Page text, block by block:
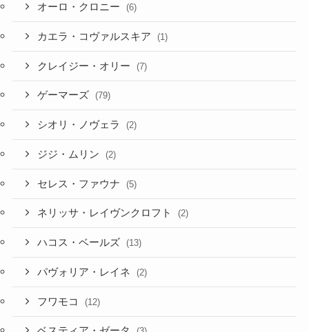
オーロ・クロニー (6)
カエラ・コヴァルスキア (1)
クレイジー・オリー (7)
ゲーマーズ (79)
シオリ・ノヴェラ (2)
ジジ・ムリン (2)
セレス・ファウナ (5)
ネリッサ・レイヴンクロフト (2)
ハコス・ベールズ (13)
パヴォリア・レイネ (2)
フワモコ (12)